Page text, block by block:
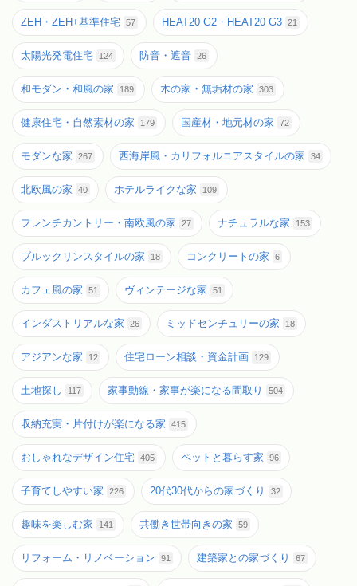
ZEH・ZEH+基準住宅 57 HEAT20 G2・HEAT20 G3 21
太陽光発電住宅 124 防音・遮音 26
和モダン・和風の家 189 木の家・無垢材の家 303
健康住宅・自然素材の家 179 国産材・地元材の家 72
モダンな家 267 西海岸風・カリフォルニアスタイルの家 34
北欧風の家 40 ホテルライクな家 109
フレンチカントリー・南欧風の家 27 ナチュラルな家 153
ブルックリンスタイルの家 18 コンクリートの家 6
カフェ風の家 51 ヴィンテージな家 51
インダストリアルな家 26 ミッドセンチュリーの家 18
アジアンな家 12 住宅ローン相談・資金計画 129
土地探し 117 家事動線・家事が楽になる間取り 504
収納充実・片付けが楽になる家 415
おしゃれなデザイン住宅 405 ペットと暮らす家 96
子育てしやすい家 226 20代30代からの家づくり 32
趣味を楽しむ家 141 共働き世帯向きの家 59
リフォーム・リノベーション 91 建築家との家づくり 67